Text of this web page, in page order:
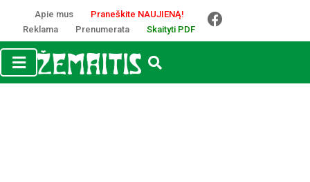
Apie mus
Praneškite NAUJIENĄ!
Reklama
Prenumerata Skaityti PDF